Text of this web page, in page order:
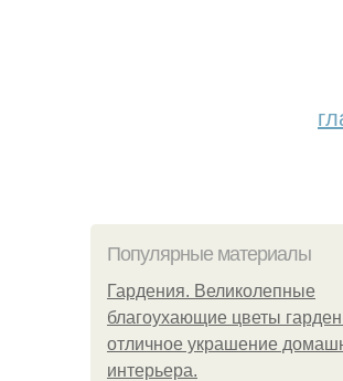
Популярные материалы
Гардения. Великолепные
благоухающие цветы
отличное украшение
интерьера.